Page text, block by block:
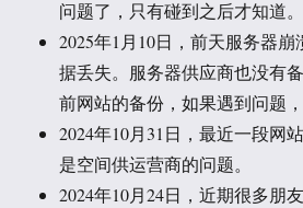
问题了，只有碰到之后才知道。
2025年1月10日，前天服务器
据丢失。服务器供应商也没有
前网站的备份，如果遇到问题，
2024年10月31日，最近一段网
是空间供运营商的问题。
2024年10月24日，近期很多朋